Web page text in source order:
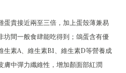
蛋貴接近兩至三倍，加上蛋殼薄兼易
坊間一般食肆能吃得到；鴿蛋含有優
生素A、維生素B1、維生素D等營養成
膚中彈力纖維性，增加顏面部紅潤